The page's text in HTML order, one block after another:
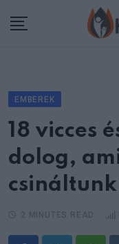
EMBEREK
18 vicces
dolog,